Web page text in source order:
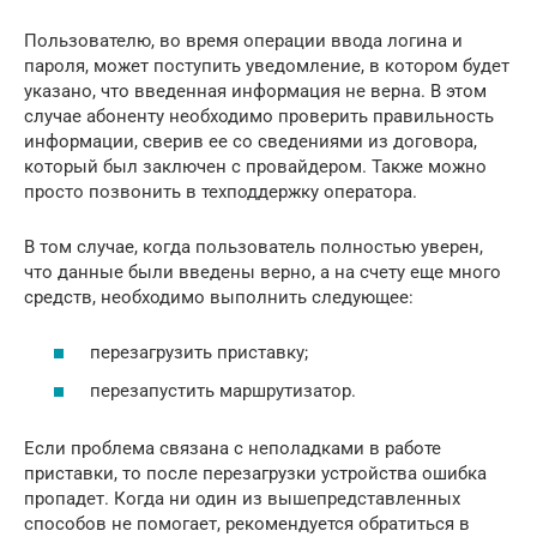
Пользователю, во время операции ввода логина и
пароля, может поступить уведомление, в котором будет
указано, что введенная информация не верна. В этом
случае абоненту необходимо проверить правильность
информации, сверив ее со сведениями из договора,
который был заключен с провайдером. Также можно
просто позвонить в техподдержку оператора.
В том случае, когда пользователь полностью уверен,
что данные были введены верно, а на счету еще много
средств, необходимо выполнить следующее:
перезагрузить приставку;
перезапустить маршрутизатор.
Если проблема связана с неполадками в работе
приставки, то после перезагрузки устройства ошибка
пропадет. Когда ни один из вышепредставленных
способов не помогает, рекомендуется обратиться в